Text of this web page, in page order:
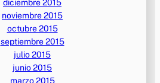
diciembre 2015
noviembre 2015
octubre 2015
septiembre 2015
julio 2015
junio 2015
marzo 2015